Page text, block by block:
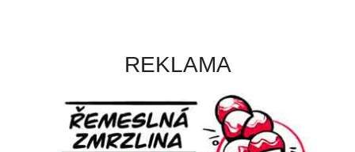
REKLAMA